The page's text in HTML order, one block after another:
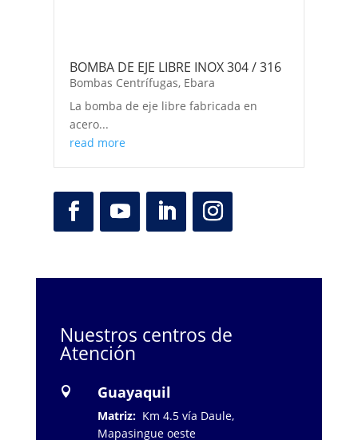
BOMBA DE EJE LIBRE INOX 304 / 316
Bombas Centrífugas, Ebara
La bomba de eje libre fabricada en
acero...
read more
Nuestros centros de
Atención
 Guayaquil
Matriz: Km 4.5 vía Daule,
Mapasingue oeste